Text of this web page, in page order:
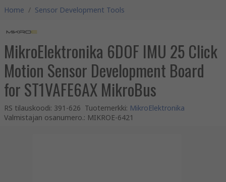
Home / Sensor Development Tools
MikroElektronika 6DOF IMU 25 Click
Motion Sensor Development Board
for ST1VAFE6AX MikroBus
RS tilauskoodi: 391-626 Tuotemerkki: MikroElektronika
Valmistajan osanumero.: MIKROE-6421